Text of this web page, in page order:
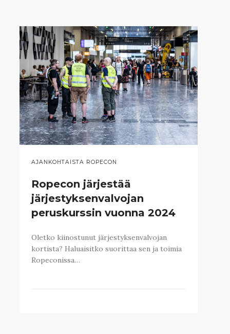
AJANKOHTAISTA ROPECON
Ropecon järjestää
järjestyksenvalvojan
peruskurssin vuonna 2024
Oletko kiinostunut järjestyksenvalvojan
kortista? Haluaisitko suorittaa sen ja toimia
Ropeconissa…